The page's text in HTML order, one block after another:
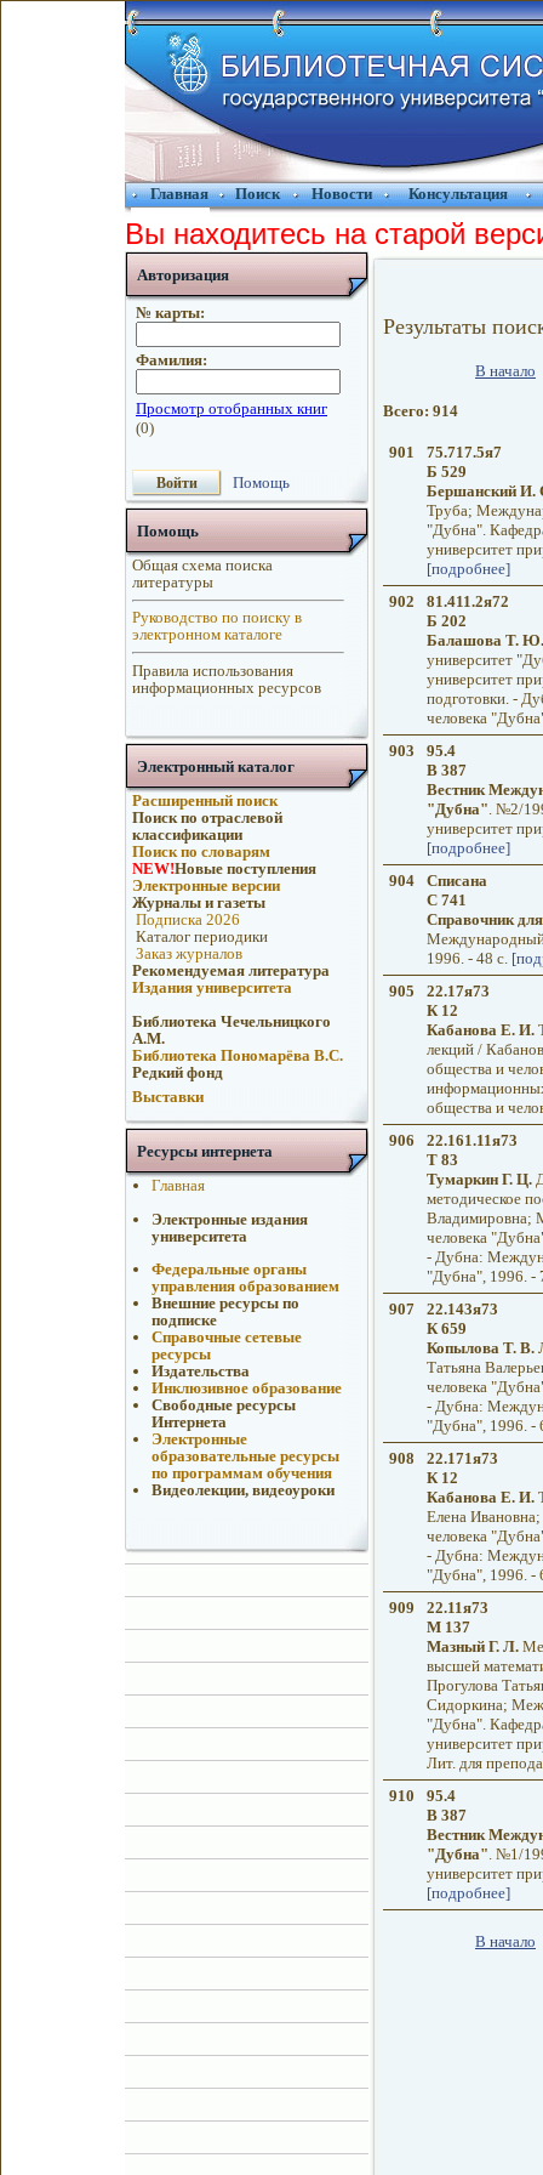
Главная Поиск Новости Консультация
Вы находитесь на старой
Авторизация
№ карты:
Фамилия:
Помощь
Помощь
Общая схема поиска
литературы
Руководство по поиску в
электронном каталоге
Правила использования
информационных ресурсов
Электронный каталог
Расширенный поиск
Поиск по отраслевой
классификации
Поиск по словарям
NEW!Новые поступления
Электронные версии
Журналы и газеты
Подписка 2026
Каталог периодики
Заказ журналов
Рекомендуемая литература
Издания университета
Библиотека Чечельницкого
А.М.
Библиотека Пономарёва В.С.
Редкий фонд
Выставки
Ресурсы интернета
Главная
Электронные издания
университета
Федеральные органы
управления образованием
Внешние ресурсы по
подписке
Справочные сетевые
ресурсы
Издательства
Инклюзивное образование
Свободные ресурсы
Интернета
Электронные
образовательные ресурсы
по программам обучения
Видеолекции, видеоуроки
Результаты
В начало
Всего: 914
901
75.717.5я7
Б 529
Бершанский И.
Труба;
"Дубна".
университет
[подробнее]
902
81.411.2я72
Б 202
Балашова Т. Ю.
университет
университет
подготовки. -
человека
903
95.4
В 387
Вестник
"Дубна". №2/
университет
[подробнее]
904
Списана
С 741
Справочник
Международный
1996. - 48 с.
905
22.17я73
К 12
Кабанова Е. И.
лекций /
общества и
общества и
906
22.161.11я73
Т 83
Тумаркин Г. Ц.
методическое
Владимировна;
человека
- Дубна:
"Дубна", 1996. -
907
22.143я73
К 659
Копылова Т. В.
Татьяна
человека
- Дубна:
"Дубна", 1996. -
908
22.171я73
К 12
Кабанова Е. И.
Елена
человека
- Дубна:
"Дубна", 1996. -
909
22.11я73
М 137
Мазный Г. Л.
высшей
Прогулова
Сидоркина;
"Дубна".
университет
Лит. для
910
95.4
В 387
Вестник
"Дубна". №1/
университет
[подробнее]
В начало